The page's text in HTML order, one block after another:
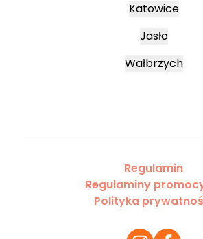
Katowice
Jasło
Wałbrzych
Regulamin
Regulaminy
Polityka